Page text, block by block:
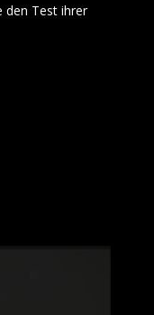
den Test ihrer